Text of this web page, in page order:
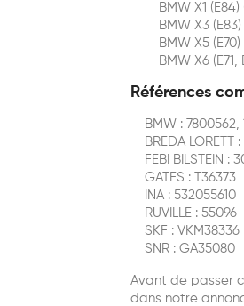
BMW X1 (E84)
BMW X3 (E83)
BMW X5 (E70)
BMW X6 (E71,
Références
BMW : 7800562,
BREDA LORETT :
FEBI BILSTEIN :
GATES : T36373
INA : 532055610
RUVILLE : 55096
SKF : VKM38336
SNR : GA35080
Avant de passer
dans notre